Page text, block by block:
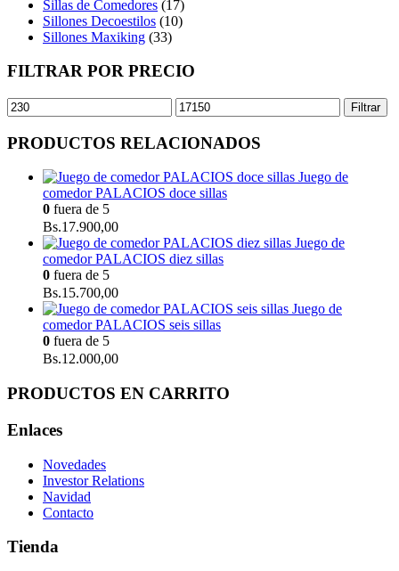
Sillas de Comedores (17)
Sillones Decoestilos (10)
Sillones Maxiking (33)
FILTRAR POR PRECIO
Precio
mínimo
Precio
máximo
Filtrar
PRODUCTOS RELACIONADOS
Juego de
comedor PALACIOS doce sillas
0 fuera de 5
Bs.17.900,00
Juego de
comedor PALACIOS diez sillas
0 fuera de 5
Bs.15.700,00
Juego de
comedor PALACIOS seis sillas
0 fuera de 5
Bs.12.000,00
PRODUCTOS EN CARRITO
Enlaces
Novedades
Investor Relations
Navidad
Contacto
Tienda